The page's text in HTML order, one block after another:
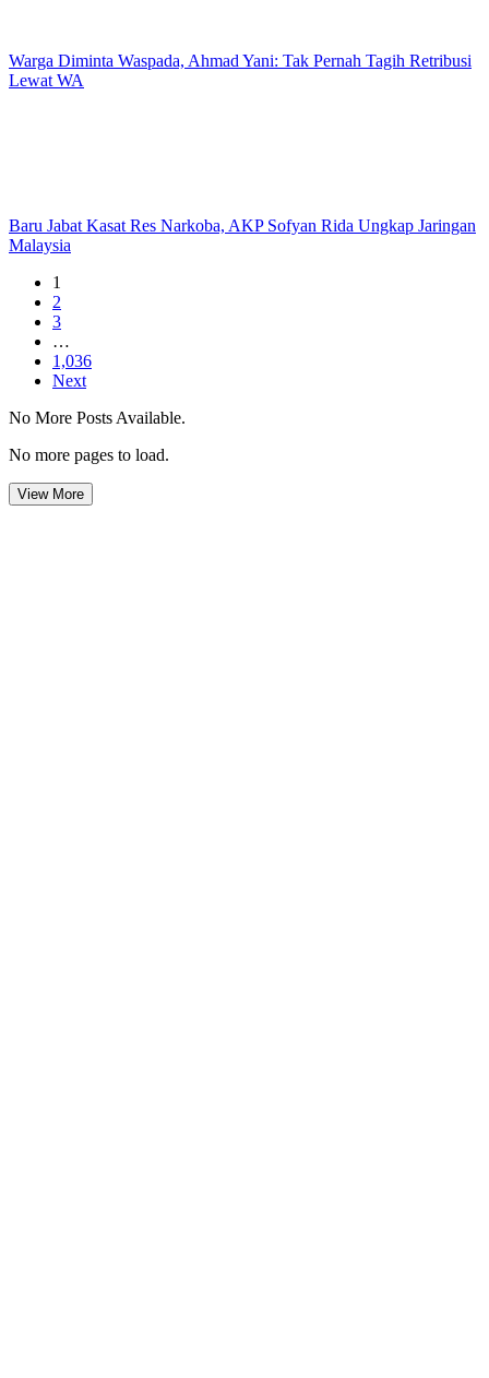
Warga Diminta Waspada, Ahmad Yani: Tak Pernah Tagih Retribusi
Lewat WA
Baru Jabat Kasat Res Narkoba, AKP Sofyan Rida Ungkap Jaringan
Malaysia
1
2
3
…
1,036
Next
No More Posts Available.
No more pages to load.
View More